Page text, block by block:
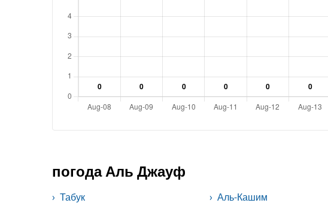
погода Аль Джауф
Табук Аль-Кашим